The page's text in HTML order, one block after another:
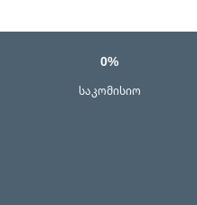
0%
საკომისიო